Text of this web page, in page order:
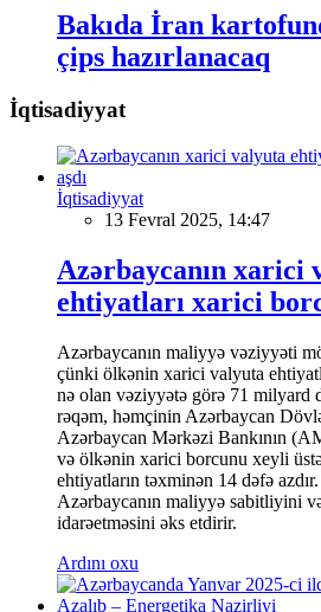
Bakıda İran
çips hazırlanacaq
İqtisadiyyat
İqtisadiyyat
13 Fevral 2025, 14:47
Azərbaycanın xarici
ehtiyatları xarici
Azərbaycanın maliyyə vəziyyəti
çünki ölkənin xarici valyuta
nə olan vəziyyətə görə 71 milyard
rəqəm, həmçinin Azərbaycan
Azərbaycan Mərkəzi Bankının
və ölkənin xarici borcunu xeyli
ehtiyatların təxminən 14 dəfə
Azərbaycanın maliyyə sabitliyini
idarəetməsini əks etdirir.
Ardını oxu